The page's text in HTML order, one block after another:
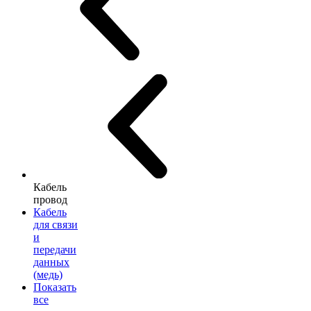
Кабель
провод
Кабель
для связи
и
передачи
данных
(медь)
Показать
все